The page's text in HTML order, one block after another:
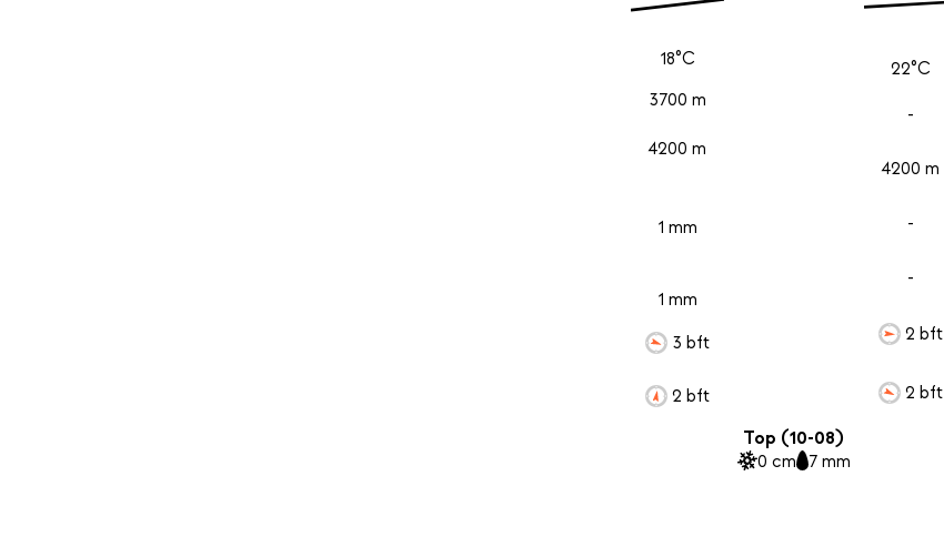
18°C
3700 m
4200 m
1 mm
1 mm
3 bft
2 bft
22°C
-
4200 m
-
-
2 bft
2 bft
Top (10-08)
0 cm 7 mm